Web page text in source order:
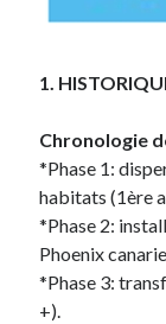
1.
Chronologie
*Phase 1:
habitats (1ère
*Phase 2:
Phoenix
*Phase 3:
+).